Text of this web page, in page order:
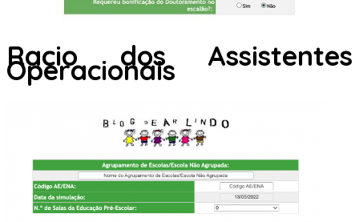
Racio dos Assistentes
Operacionais